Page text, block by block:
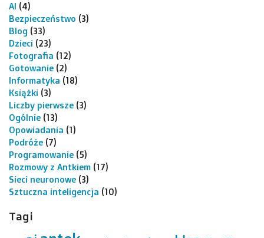
AI (4)
Bezpieczeństwo (3)
Blog (33)
Dzieci (23)
Fotografia (12)
Gotowanie (2)
Informatyka (18)
Książki (3)
Liczby pierwsze (3)
Ogólnie (13)
Opowiadania (1)
Podróże (7)
Programowanie (5)
Rozmowy z Antkiem (17)
Sieci neuronowe (3)
Sztuczna inteligencja (10)
Tagi